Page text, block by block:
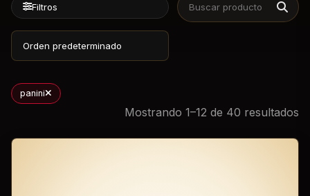
Filtros
panini
Mostrando 1–12 de 40 resultados